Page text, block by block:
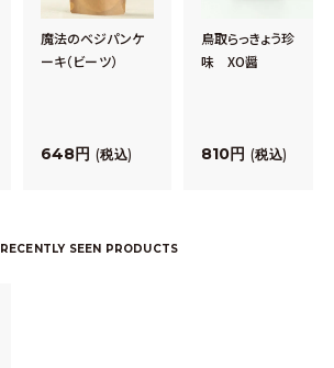
魔法のベジパンケ
ーキ（ビーツ）
648 税込
鳥取らっきょう珍
味 XO醤
810 税込
RECENTLY SEEN PRODUCTS